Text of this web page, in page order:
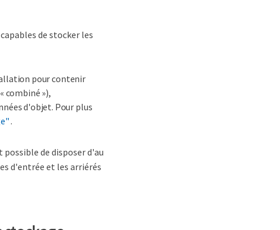
de stocker les
pour contenir
combiné »),
d'objet. Pour plus
.
de disposer d'au
d'entrée et les arriérés